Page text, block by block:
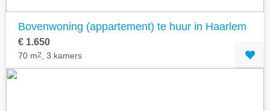
Bovenwoning (appartement) te huur in Haarlem
€ 1.650
70 m2 , 3 kamers